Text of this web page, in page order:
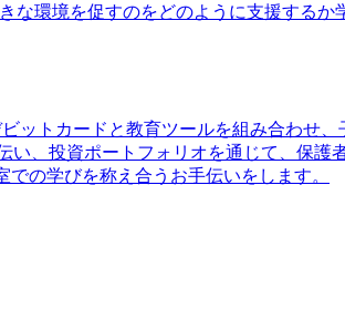
な環境を促すのをどのように支援するか
ットカードと教育ツールを組み合わせ
い、投資ポートフォリオを通じて、保
の学びを称え合うお手伝いをします。